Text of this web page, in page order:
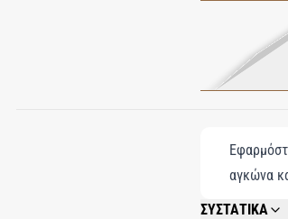
αγκώνα
ΣΥΣΤΑΤΙΚΑ